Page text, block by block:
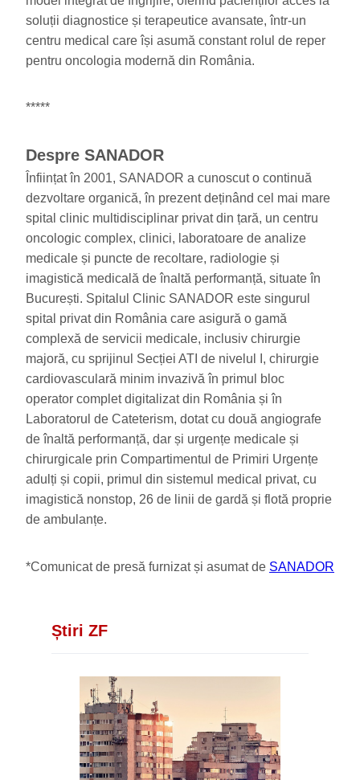
soluții diagnostice și terapeutice avansate, într-un
centru medical care își asumă constant rolul de reper
pentru oncologia modernă din România.
*****
Despre SANADOR
Înființat în 2001, SANADOR a cunoscut o continuă
dezvoltare organică, în prezent deținând cel mai mare
spital clinic multidisciplinar privat din țară, un centru
oncologic complex, clinici, laboratoare de analize
medicale și puncte de recoltare, radiologie și
imagistică medicală de înaltă performanță, situate în
București. Spitalul Clinic SANADOR este singurul
spital privat din România care asigură o gamă
complexă de servicii medicale, inclusiv chirurgie
majoră, cu sprijinul Secției ATI de nivelul I, chirurgie
cardiovasculară minim invazivă în primul bloc
operator complet digitalizat din România și în
Laboratorul de Cateterism, dotat cu două angiografe
de înaltă performanță, dar și urgențe medicale și
chirurgicale prin Compartimentul de Primiri Urgențe
adulți și copii, primul din sistemul medical privat, cu
imagistică nonstop, 26 de linii de gardă și flotă proprie
de ambulanțe.
*Comunicat de presă furnizat și asumat de SANADOR
Știri ZF